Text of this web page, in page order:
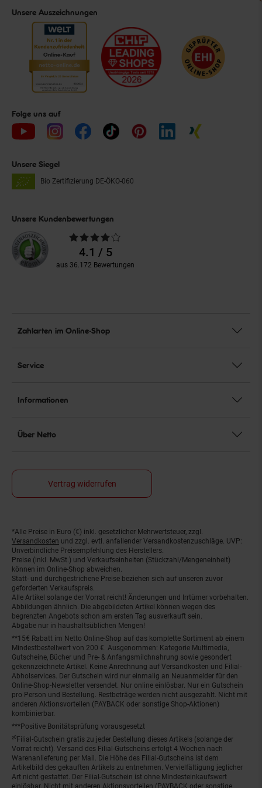
Unsere Auszeichnungen
Folge uns auf
Unsere Siegel
Bio Zertifizierung DE-ÖKO-060
Unsere Kundenbewertungen
Durchschnittliche
Bewertungen4.1 / 5
aus 36.172 Bewertungen
Zahlarten im Online-Shop
Service
Informationen
Über Netto
Vertrag widerrufen
Fußnoten
*Alle Preise in Euro (€) inkl. gesetzlicher Mehrwertsteuer, zzgl.
Versandkosten und zzgl. evtl. anfallender Versandkostenzuschläge. UVP:
Unverbindliche Preisempfehlung des Herstellers.
Preise (inkl. MwSt.) und Verkaufseinheiten (Stückzahl/Mengeneinheit)
können im Online-Shop abweichen.
Statt- und durchgestrichene Preise beziehen sich auf unseren zuvor
geforderten Verkaufspreis.
Alle Artikel solange der Vorrat reicht! Änderungen und Irrtümer vorbehalten.
Abbildungen ähnlich. Die abgebildeten Artikel können wegen des
begrenzten Angebots schon am ersten Tag ausverkauft sein.
Abgabe nur in haushaltsüblichen Mengen!
**15€ Rabatt im Netto Online-Shop auf das komplette Sortiment ab einem
Mindestbestellwert von 200 €. Ausgenommen: Kategorie Multimedia,
Gutscheine, Bücher und Pre- & Anfangsmilchnahrung sowie gesondert
gekennzeichnete Artikel. Keine Anrechnung auf Versandkosten und Filial-
Abholservices. Der Gutschein wird nur einmalig an Neuanmelder für den
Online-Shop-Newsletter versendet. Nur online einlösbar. Nur ein Gutschein
pro Person und Bestellung. Restbeträge werden nicht ausgezahlt. Nicht mit
anderen Aktionsvorteilen (PAYBACK oder sonstige Shop-Aktionen)
kombinierbar.
***Positive Bonitätsprüfung vorausgesetzt
²⁰Filial-Gutschein gratis zu jeder Bestellung dieses Artikels (solange der
Vorrat reicht). Versand des Filial-Gutscheins erfolgt 4 Wochen nach
Warenanlieferung per Mail. Die Höhe des Filial-Gutscheins ist dem
Artikelbild des gekauften Artikels zu entnehmen. Vervielfältigung jeglicher
Art nicht gestattet. Der Filial-Gutschein ist ohne Mindesteinkaufswert
einlösbar. Nicht mit anderen Aktionsvorteilen (PAYBACK oder sonstige